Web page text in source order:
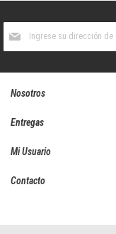
boletín
Nosotros
Entregas
Mi Usuario
Contacto